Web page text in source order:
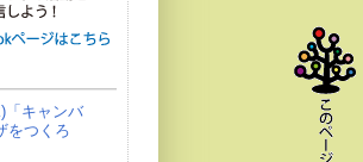
「キャンバ
をつくろ